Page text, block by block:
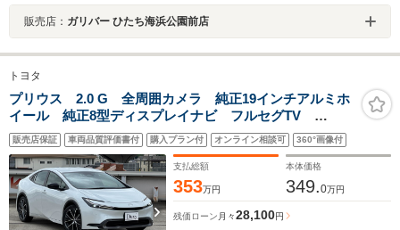
販売店： ガリバー ひたち海浜公園前店
トヨタ
プリウス 2.0 G 全周囲カメラ 純正19インチアルミホ
イール 純正8型ディスプレイナビ フルセグTV
ETC2.0 レーダークルーズコントロール ブラインドス
ポットモニター AC100V電源 LEDヘッド TFT液晶メ
ーター 済車 USBポート
販売店保証 車両品質評価書付 購入プラン付 オンライン相談可 360°画像付
支払総額
353万円
本体価格
349.0万円
残価ローン 月々28,100円